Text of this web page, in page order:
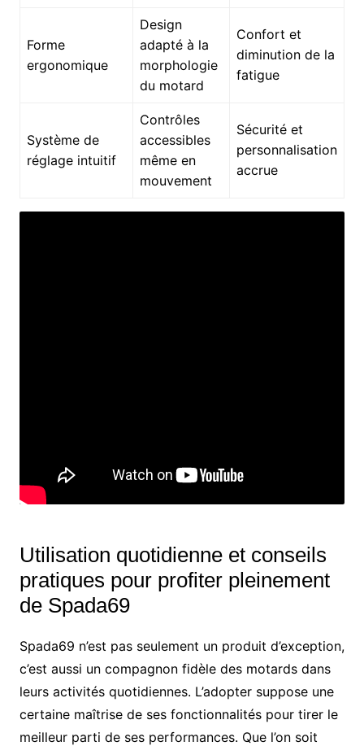
Forme
ergonomique
Design
adapté à la
morphologie
du motard
Confort et
diminution de la
fatigue
Système de
réglage intuitif
Contrôles
accessibles
même en
mouvement
Sécurité et
personnalisation
accrue
Utilisation quotidienne et conseils
pratiques pour profiter pleinement
de Spada69
Spada69 n’est pas seulement un produit d’exception,
c’est aussi un compagnon fidèle des motards dans
leurs activités quotidiennes. L’adopter suppose une
certaine maîtrise de ses fonctionnalités pour tirer le
meilleur parti de ses performances. Que l’on soit